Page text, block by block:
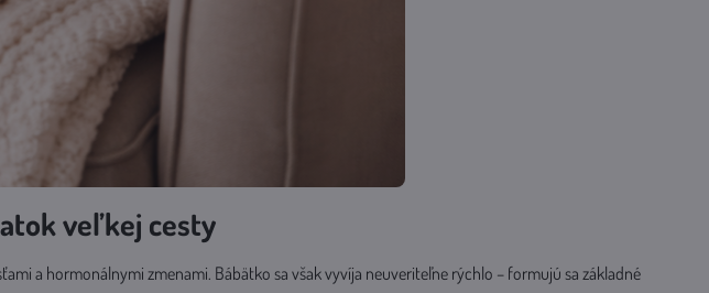
veľkej cesty
a hormonálnymi zmenami. Bábätko sa však vyvíja neuveriteľne rýchlo – formujú sa základné